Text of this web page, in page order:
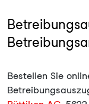
Bestellen Sie